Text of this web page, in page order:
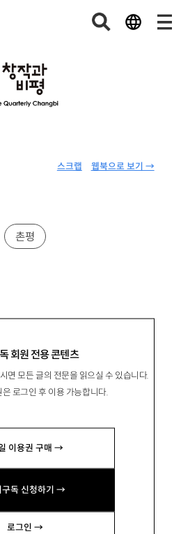
웹북으로 보기 →
스크랩
회원 전용 콘텐츠
면 모든 글의 전문을 읽으실 수 있습니다.
로그인 후 이용 가능합니다.
이용권 구매 →
구독 신청하기 →
로그인 →
촌평
읽는 20세기 한국 혹은
k0047@snu.ac.kr